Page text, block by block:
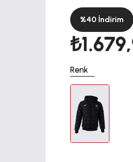
%40 İndirim
Renk